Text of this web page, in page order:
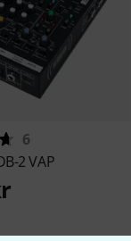
6
2 VAP